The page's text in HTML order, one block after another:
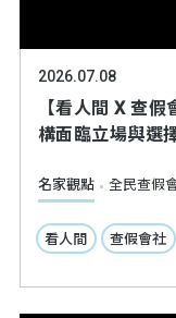
2026.07.08
【看人間 X 查
構面臨立場與選
名家觀點 全民查假
看人間 查假會社